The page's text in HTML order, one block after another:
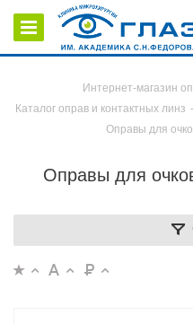
Интернет-магазин
Каталог оправ и контактных линз -
Оправы для
Оправы для